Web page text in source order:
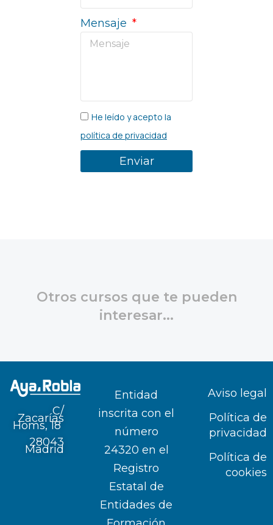
Mensaje
He leído y acepto la
política de privacidad
Enviar
Otros cursos que te pueden
interesar...
C/
Zacarías
Homs, 18
28043
Madrid
Entidad
inscrita con el
número
24320 en el
Registro
Estatal de
Entidades de
Aviso legal
Política de
privacidad
Política de
cookies